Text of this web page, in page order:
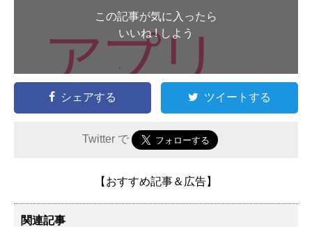
この記事が気に入ったら
いいね ! しよう
シェアする ツイートする
Twitter で
【おすすめ記事＆広告】
関連記事